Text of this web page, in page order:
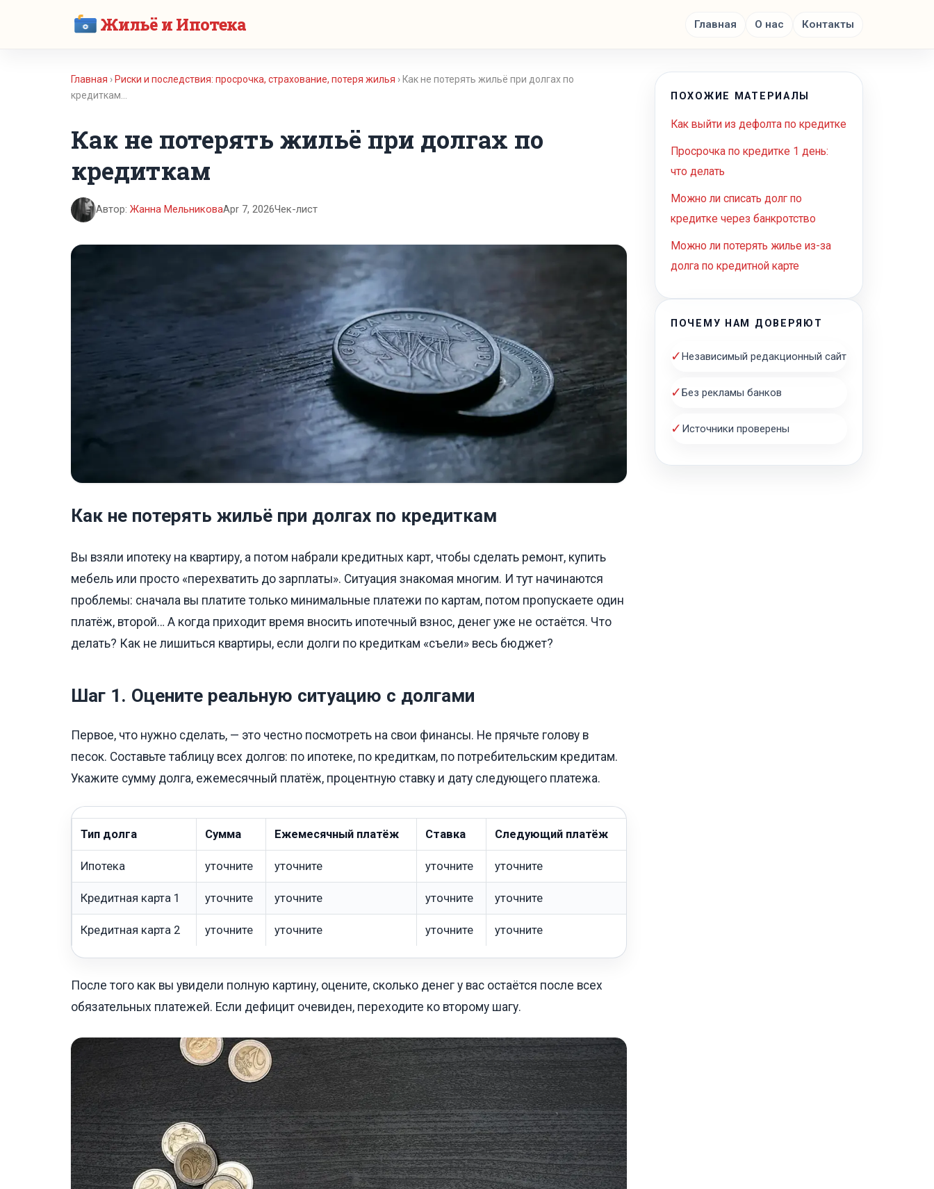
Жильё и Ипотека Главная О нас Контакты
Главная › Риски и последствия: просрочка, страхование, потеря жилья › Как не потерять жильё при долгах по
кредиткам…
Как не потерять жильё при долгах по
кредиткам
Автор: Жанна МельниковаApr 7, 2026Чек-лист
Как не потерять жильё при долгах по кредиткам
Вы взяли ипотеку на квартиру, а потом набрали кредитных карт, чтобы сделать ремонт, купить
мебель или просто «перехватить до зарплаты». Ситуация знакомая многим. И тут начинаются
проблемы: сначала вы платите только минимальные платежи по картам, потом пропускаете один
платёж, второй… А когда приходит время вносить ипотечный взнос, денег уже не остаётся. Что
делать? Как не лишиться квартиры, если долги по кредиткам «съели» весь бюджет?
Шаг 1. Оцените реальную ситуацию с долгами
Первое, что нужно сделать, — это честно посмотреть на свои финансы. Не прячьте голову в
песок. Составьте таблицу всех долгов: по ипотеке, по кредиткам, по потребительским кредитам.
Укажите сумму долга, ежемесячный платёж, процентную ставку и дату следующего платежа.
Тип долга Сумма Ежемесячный платёж Ставка Следующий платёж
Ипотека уточните уточните уточните уточните
Кредитная карта 1 уточните уточните уточните уточните
Кредитная карта 2 уточните уточните уточните уточните
После того как вы увидели полную картину, оцените, сколько денег у вас остаётся после всех
обязательных платежей. Если дефицит очевиден, переходите ко второму шагу.
ПОХОЖИЕ МАТЕРИАЛЫ
Как выйти из дефолта по кредитке
Просрочка по кредитке 1 день:
что делать
Можно ли списать долг по
кредитке через банкротство
Можно ли потерять жилье из-за
долга по кредитной карте
ПОЧЕМУ НАМ ДОВЕРЯЮТ
✓Независимый редакционный сайт
✓Без рекламы банков
✓ Источники проверены